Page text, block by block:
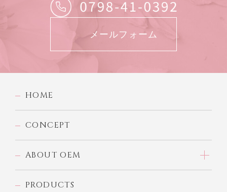
メールフォーム
HOME
CONCEPT
ABOUT OEM
PRODUCTS